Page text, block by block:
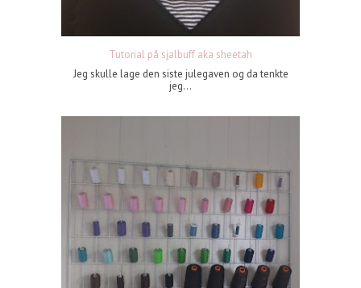
Tutorial på sjalbuff aka sheetah
Jeg skulle lage den siste julegaven og da tenkte
jeg...